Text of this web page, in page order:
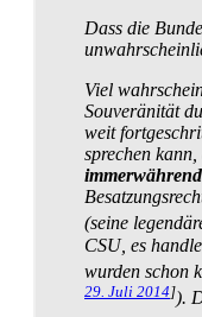
Dass die
Viel
Souveränität
weit
sprechen
(seine
CSU, es
wurden schon
29. Juli 2014]).